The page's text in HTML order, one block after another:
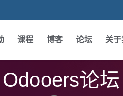
课程 博客 论坛 关于
Odooers论坛